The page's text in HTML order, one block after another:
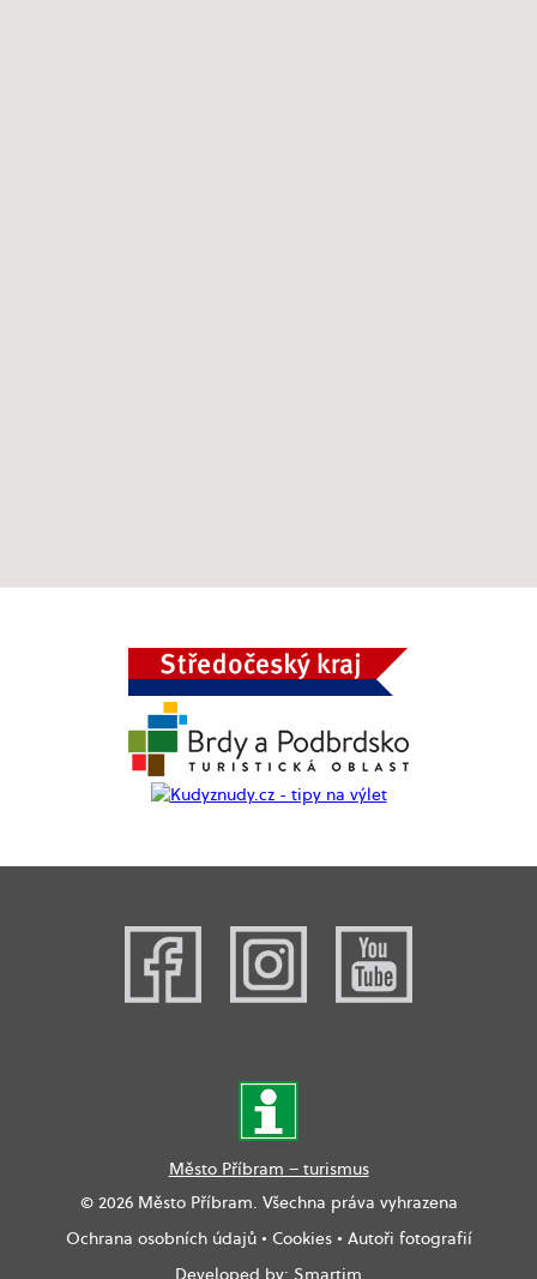
Město Příbram – turismus
© 2026 Město Příbram. Všechna práva vyhrazena
Ochrana osobních údajů• Cookies• Autoři fotografií
Developed by: Smartim